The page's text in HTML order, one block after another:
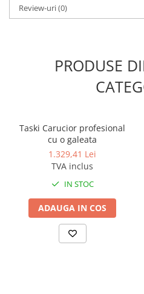
Review-uri(0)
PRODUSE
Taski Carucior profesional
cu o galeata
1.329,41 Lei
TVA inclus
IN STOC
ADAUGA IN COS